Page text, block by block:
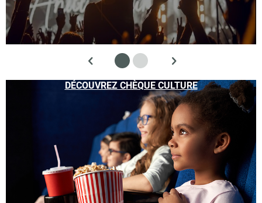
DÉCOUVREZ CHÈQUE CULTURE